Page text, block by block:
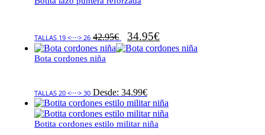
TALLAS 19 <····> 26 42.95€ 34.95€
Bota cordones niña
TALLAS 20 <····> 30 Desde: 34.99€
Botita cordones estilo militar niña